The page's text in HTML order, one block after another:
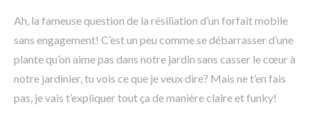
Ah, la fameuse question de la résiliation d’un forfait mobile
sans engagement! C’est un peu comme se débarrasser d’une
plante qu’on aime pas dans notre jardin sans casser le cœur à
notre jardinier, tu vois ce que je veux dire? Mais ne t’en fais
pas, je vais t’expliquer tout ça de manière claire et funky!